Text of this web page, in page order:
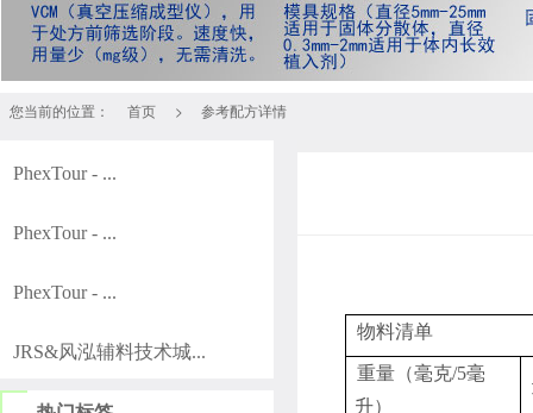
您当前的位置： 首页 > 参考配方详情
PhexTour - ...
PhexTour - ...
PhexTour - ...
JRS&风泓辅料技术城...
物料清单
重量（毫克/5毫
升）